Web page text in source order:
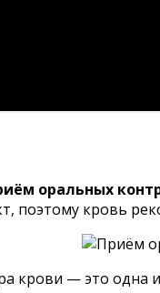
оральных
поэтому кровь
крови — это